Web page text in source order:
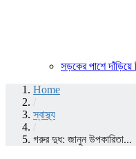
সড়কের পাশে
Home
/
স্বাস্থ্য
/
গরুর দুধ: জানুন উপকারিতা...